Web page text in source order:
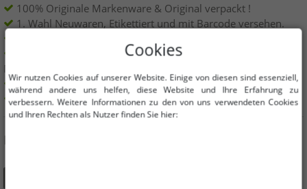
100% Originale Markenware & Original verpackt !
1. Wahl Neuwaren, Etikettiert und mit Barcode versehen.
Mindestbestellwert ist 199€ netto | Keine
Mindestbestellmenge
Angebote bis zu 90% günstiger
Freie Größen und Mengen Auswahl
DU FINDEST UNS AUCH AUF
Cookies
Wir nutzen Cookies auf unserer Website. Einige von diesen sind essenziell,
während andere uns helfen, diese Website und Ihre Erfahrung zu
verbessern. Weitere Informationen zu den von uns verwendeten Cookies
und Ihren Rechten als Nutzer finden Sie hier: